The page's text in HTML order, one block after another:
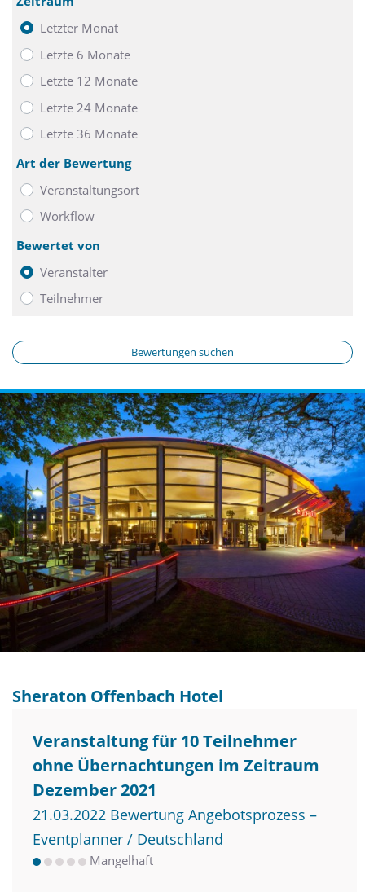
Letzter Monat
Letzte 6 Monate
Letzte 12 Monate
Letzte 24 Monate
Letzte 36 Monate
Art der Bewertung
Veranstaltungsort
Workflow
Bewertet von
Veranstalter
Teilnehmer
Bewertungen suchen
Sheraton Offenbach Hotel
Veranstaltung für 10 Teilnehmer
ohne Übernachtungen im Zeitraum
Dezember 2021
21.03.2022 Bewertung Angebotsprozess –
Eventplanner / Deutschland
Mangelhaft